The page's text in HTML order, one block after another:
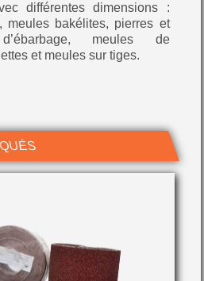
différentes dimensions :
meules bakélites, pierres et
meules de
et meules sur tiges.